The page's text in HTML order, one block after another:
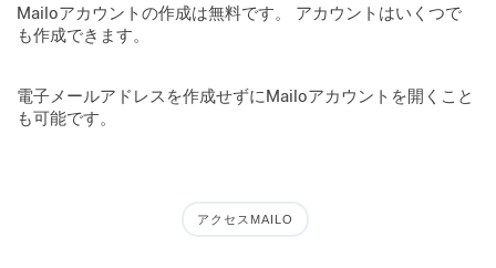
Mailoアカウントの作成は無料です。 アカウントはいくつで
も作成できます。
電子メールアドレスを作成せずにMailoアカウントを開くこと
も可能です。
アクセスMAILO